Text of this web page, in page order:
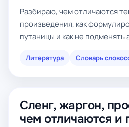
Разбираю, чем отличаются
произведения, как
путаницы и как не подменять
Литература Словарь
Сленг, жаргон,
чем отличаются и